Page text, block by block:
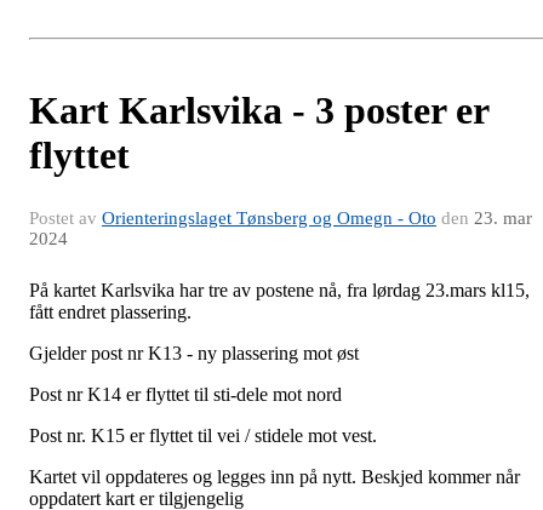
Kart Karlsvika - 3 poster er
flyttet
Postet av Orienteringslaget Tønsberg og Omegn - Oto den 23. mar
2024
På kartet Karlsvika har tre av postene nå, fra lørdag 23.mars kl15,
fått endret plassering.
Gjelder post nr K13 - ny plassering mot øst
Post nr K14 er flyttet til sti-dele mot nord
Post nr. K15 er flyttet til vei / stidele mot vest.
Kartet vil oppdateres og legges inn på nytt. Beskjed kommer når
oppdatert kart er tilgjengelig